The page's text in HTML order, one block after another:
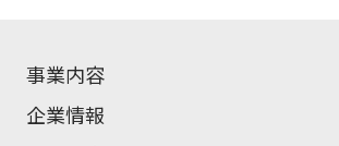
事業内容
企業情報